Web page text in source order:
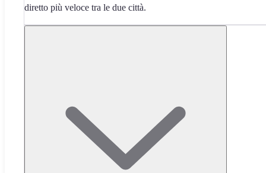
diretto più veloce tra le due città.